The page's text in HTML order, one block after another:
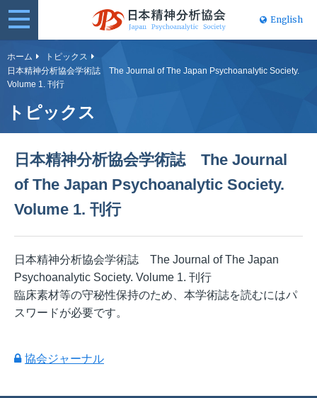
日本精神分
English
ホーム
トピックス
日本精神分析協会学術誌 The Journal of The Japan Psychoanalytic Society.
Volume 1. 刊行
トピックス
日本精神分析協会学術誌 The Journal
of The Japan Psychoanalytic Society.
Volume 1. 刊行
日本精神分析協会学術誌 The Journal of The Japan
Psychoanalytic Society. Volume 1. 刊行
臨床素材等の守秘性保持のため、本学術誌を読むにはパ
スワードが必要です。
協会ジャーナル